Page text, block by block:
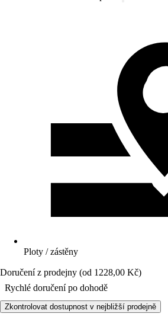
Ploty / zástěny
Doručení z prodejny (od 1228,00 Kč)
Rychlé doručení po dohodě
Zkontrolovat dostupnost v nejbližší prodejně